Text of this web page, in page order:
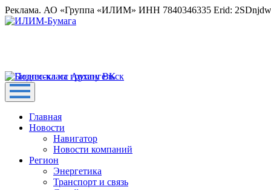
Реклама. АО «Группа «ИЛИМ» ИНН 7840346335 Erid:
Главная
Новости
Навигатор
Новости компаний
Регион
Энергетика
Транспорт и связь